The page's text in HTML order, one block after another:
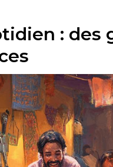
: des